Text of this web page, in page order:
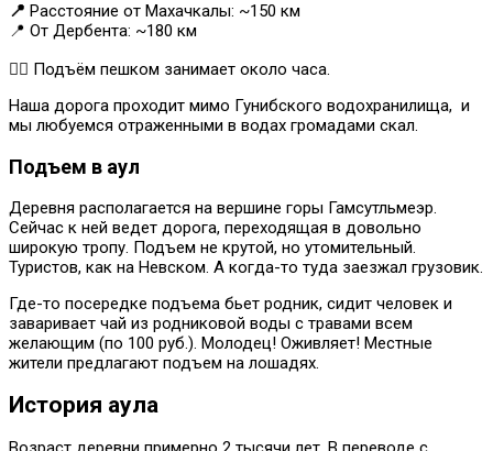
📍 Расстояние от Махачкалы: ~150 км
📍 От Дербента: ~180 км
🚶‍♂️ Подъём пешком занимает около часа.
Наша дорога проходит мимо Гунибского водохранилища, и
мы любуемся отраженными в водах громадами скал.
Подъем в аул
Деревня располагается на вершине горы Гамсутльмеэр.
Сейчас к ней ведет дорога, переходящая в довольно
широкую тропу. Подъем не крутой, но утомительный.
Туристов, как на Невском. А когда-то туда заезжал грузовик.
Где-то посередке подъема бьет родник, сидит человек и
заваривает чай из родниковой воды с травами всем
желающим (по 100 руб.). Молодец! Оживляет! Местные
жители предлагают подъем на лошадях.
История аула